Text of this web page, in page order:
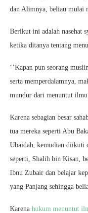
dan Alimnya, beliau mulai
Berikut ini adalah nasehat
ketika ditanya tentang
‘’Kapan pun seorang
serta memperdalamnya,
mundur dari menuntut ilmu
Karena sebagian besar
tua mereka seperti Abu
Ubaidah, kemudian diikuti
seperti, Shalih bin Kisan,
Ibnu Zubair dan belajar
yang Panjang sehingga
Karena hukum menuntut